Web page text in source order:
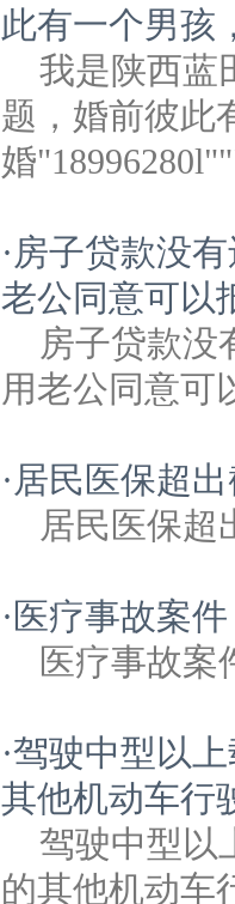
此有一个男孩
我是陕西蓝
题，婚前彼此
婚
· 房子贷款没
老公同意可以
房子贷款没
用老公同意可
· 居民医保超
居民医保超
· 医疗事故案件
医疗事故案
·驾驶中型以
其他机动车行
驾驶中型以
的其他机动车